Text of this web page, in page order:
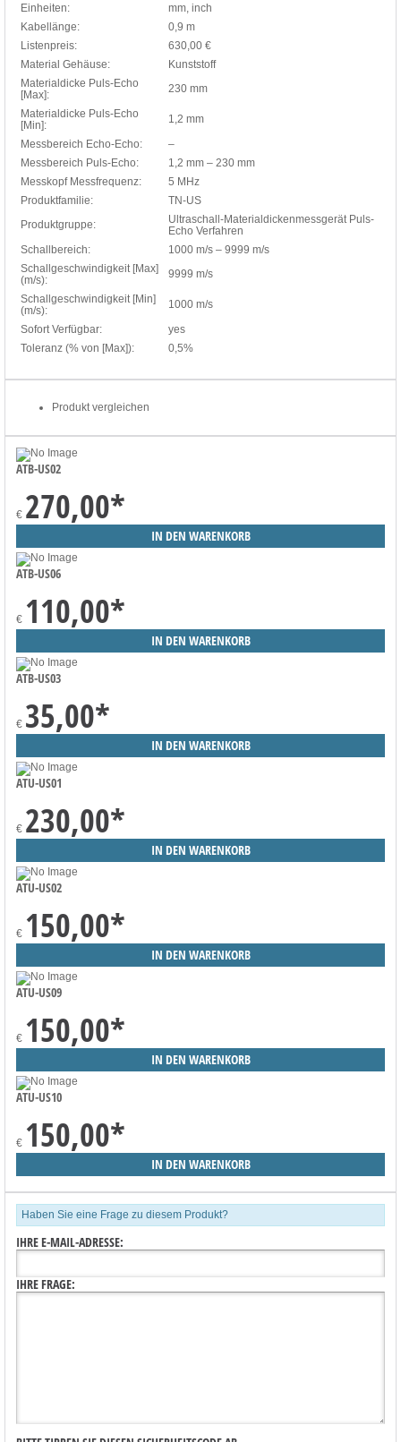
Einheiten:
mm, inch
Kabellänge:
0,9 m
Listenpreis:
630,00 €
Material Gehäuse:
Kunststoff
Materialdicke Puls-Echo
[Max]:
230 mm
Materialdicke Puls-Echo
[Min]:
1,2 mm
Messbereich Echo-Echo:
–
Messbereich Puls-Echo:
1,2 mm – 230 mm
Messkopf Messfrequenz:
5 MHz
Produktfamilie:
TN-US
Produktgruppe:
Ultraschall-Materialdickenmessgerät Puls-
Echo Verfahren
Schallbereich:
1000 m/s – 9999 m/s
Schallgeschwindigkeit [Max]
(m/s):
9999 m/s
Schallgeschwindigkeit [Min]
(m/s):
1000 m/s
Sofort Verfügbar:
yes
Toleranz (% von [Max]):
0,5%
Produkt vergleichen
ATB-US02
€ 270,00*
ATB-US06
€ 110,00*
ATB-US03
€ 35,00*
ATU-US01
€ 230,00*
ATU-US02
€ 150,00*
ATU-US09
€ 150,00*
ATU-US10
€ 150,00*
Haben Sie eine Frage zu diesem Produkt?
IHRE E-MAIL-ADRESSE:
IHRE FRAGE: